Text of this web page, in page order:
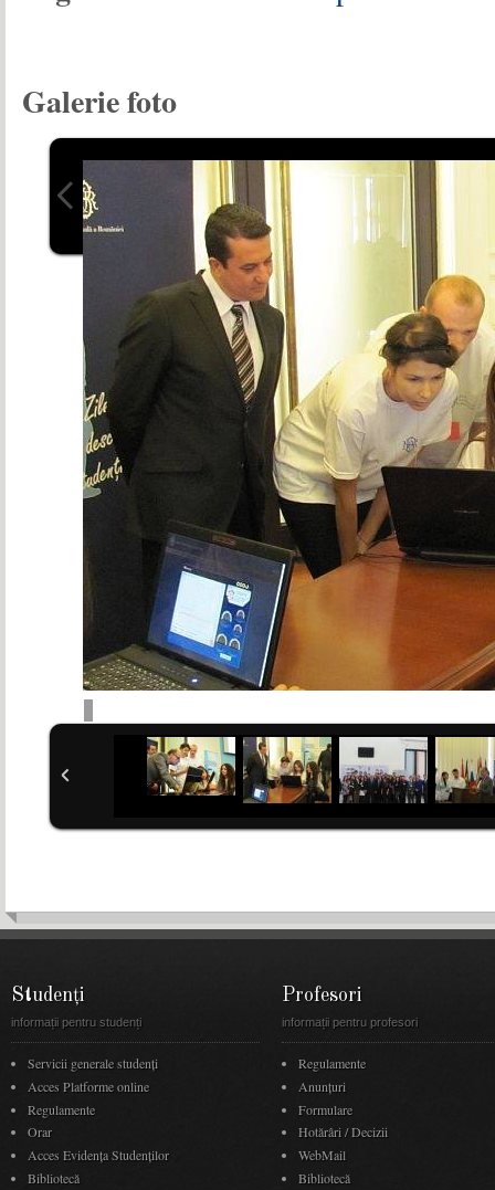
Galerie foto
Studenți
informații pentru studenți
Servicii generale studenți
Acces Platforme online
Regulamente
Orar
Acces Evidenţa Studenţilor
Bibliotecă
Profesori
informații pentru profesori
Regulamente
Anunţuri
Formulare
Hotărâri / Decizii
WebMail
Bibliotecă